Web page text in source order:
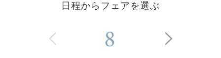
日程からフェアを選ぶ
8